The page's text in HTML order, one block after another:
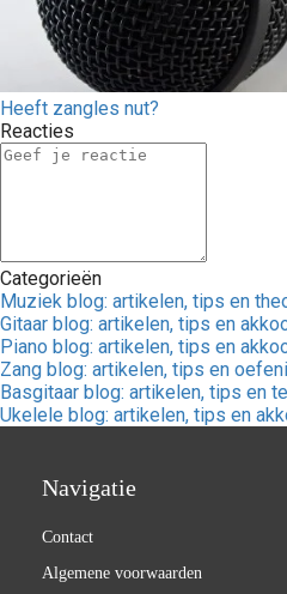
Heeft zangles nut?
Reacties
Categorieën
Muziek blog: artikelen, tips en
Gitaar blog: artikelen, tips en
Piano blog: artikelen, tips en
Zang blog: artikelen, tips en
Basgitaar blog: artikelen, tips en
Ukelele blog: artikelen, tips en
Navigatie
Contact
Algemene voorwaarden